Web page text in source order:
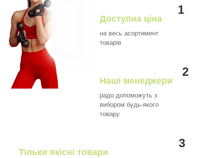
1
Доступна ціна
на весь асортимент
товарів
2
Наші менеджери
радо допоможуть з
вибором будь-якого
товару
3
Тільки якісні товари